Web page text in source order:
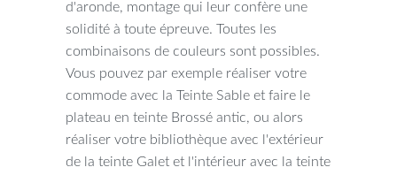
d'aronde, montage qui leur confère une
solidité à toute épreuve. Toutes les
combinaisons de couleurs sont possibles.
Vous pouvez par exemple réaliser votre
commode avec la Teinte Sable et faire le
plateau en teinte Brossé antic, ou alors
réaliser votre bibliothèque avec l'extérieur
de la teinte Galet et l'intérieur avec la teinte